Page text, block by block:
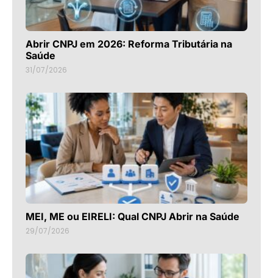
Abrir CNPJ em 2026: Reforma Tributária na
Saúde
31/07/2026
MEI, ME ou EIRELI: Qual CNPJ Abrir na Saúde
29/07/2026